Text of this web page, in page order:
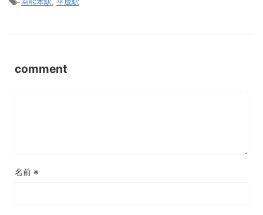
comment
名前 ※